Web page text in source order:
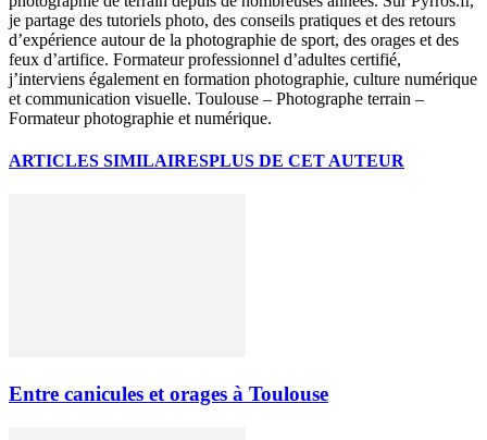
je partage des tutoriels photo, des conseils pratiques et des retours
d’expérience autour de la photographie de sport, des orages et des
feux d’artifice. Formateur professionnel d’adultes certifié,
j’interviens également en formation photographie, culture numérique
et communication visuelle. Toulouse – Photographe terrain –
Formateur photographie et numérique.
ARTICLES SIMILAIRESPLUS DE CET AUTEUR
Entre canicules et orages à Toulouse